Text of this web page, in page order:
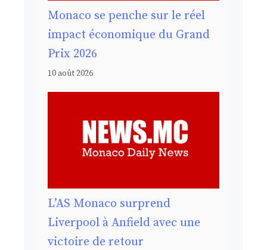
Monaco se penche sur le réel
impact économique du Grand
Prix 2026
10 août 2026
L’AS Monaco surprend
Liverpool à Anfield avec une
victoire de retour